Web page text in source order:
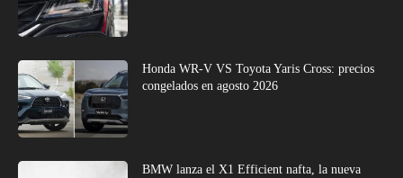
Honda WR-V VS Toyota Yaris Cross: precios
congelados en agosto 2026
BMW lanza el X1 Efficient nafta, la nueva